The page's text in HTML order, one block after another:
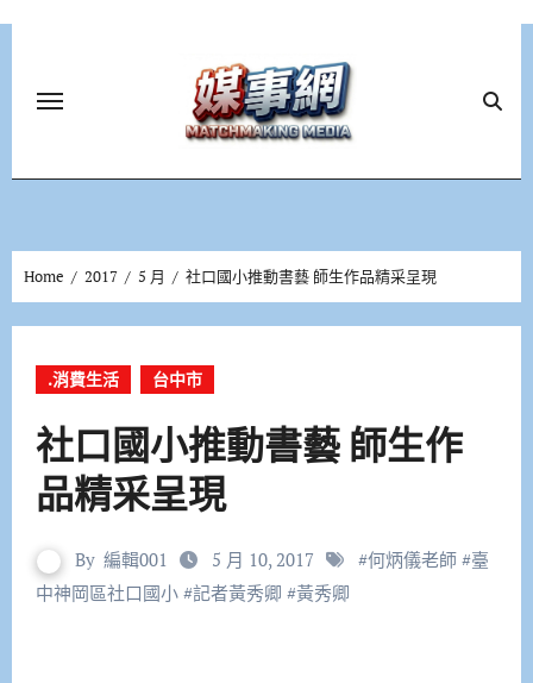
Home 2017 5 月 社口國小推動書藝 師生作品精采呈現
.消費生活 台中市
社口國小推動書藝 師生作
品精采呈現
By 編輯001 5 月 10, 2017 #何炳儀老師 #臺​
中神岡區社口國小#記者黃秀卿 #黃秀卿